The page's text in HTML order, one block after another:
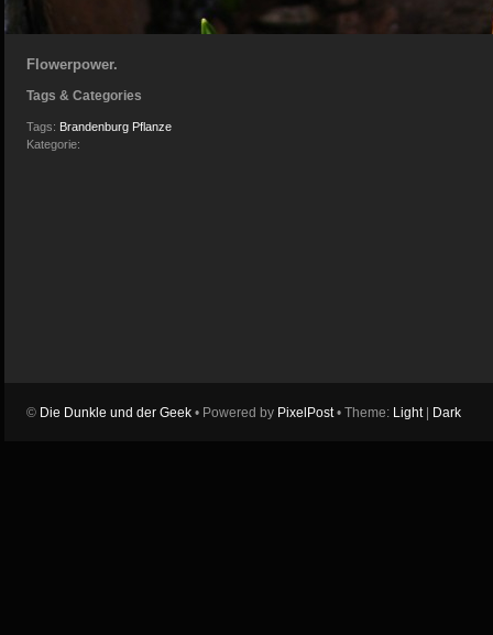
Flowerpower.
Tags & Categories
Tags: Brandenburg Pflanze
Kategorie:
© Die Dunkle und der Geek • Powered by PixelPost• Theme: Light| Dark